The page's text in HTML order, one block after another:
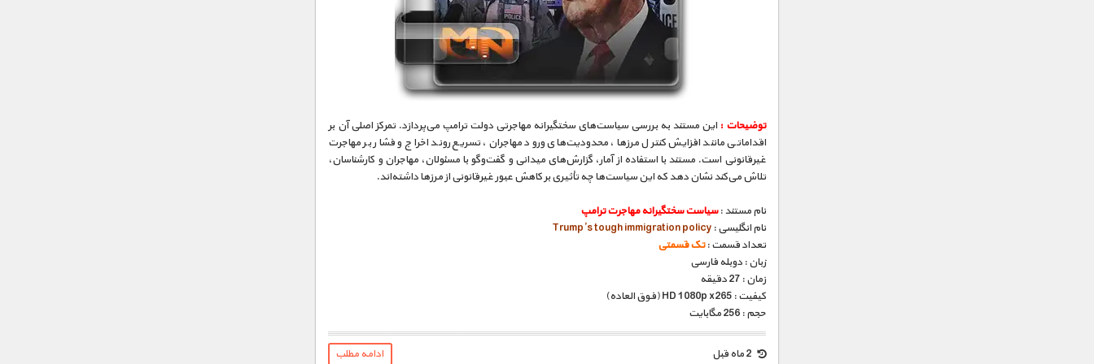
توضیحات : این مستند به بررسی سیاست‌های سختگیرانه مهاجرتی دولت ترامپ می‌پردازد. تمرکز اصلی آن بر
اقداماتی مانند افزایش کنترل مرزها، محدودیت‌های ورود مهاجران، تسریع روند اخراج و فشار بر مهاجرت
غیرقانونی است. مستند با استفاده از آمار، گزارش‌های میدانی و گفت‌وگو با مسئولان، مهاجران و کارشناسان،
تلاش می‌کند نشان دهد که این سیاست‌ها چه تأثیری بر کاهش عبور غیرقانونی از مرزها داشته‌اند.
نام مستند :سیاست سختگیرانه مهاجرت ترامپ
نام انگلیسی :Trump’s tough immigration policy
تعداد قسمت :تک قسمتی
زبان : دوبله فارسی
زمان : 27 دقیقه
کیفیت : HD 1080p x265 (فوق العاده)
حجم : 256 مگابایت
2 ماه قبل ادامه مطلب